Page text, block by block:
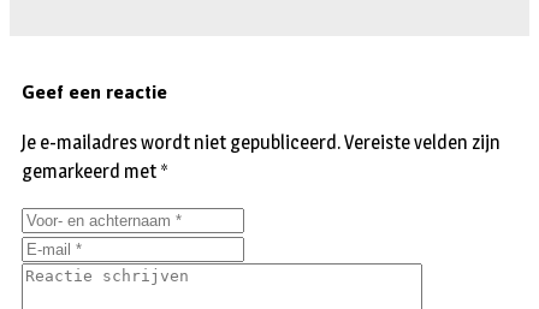
Geef een reactie
Je e-mailadres wordt niet gepubliceerd.Vereiste velden zijn
gemarkeerd met *